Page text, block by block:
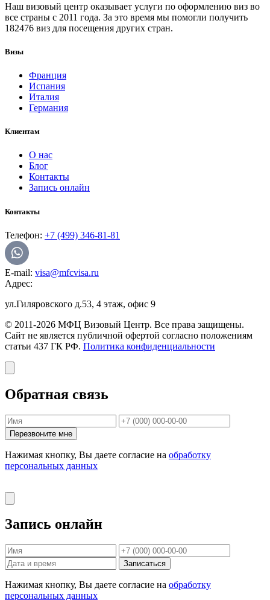
Наш визовый центр оказывает услуги по оформлению виз во
все страны с 2011 года. За это время мы помогли получить
182476 виз для посещения других стран.
Визы
Франция
Испания
Италия
Германия
Клиентам
О нас
Блог
Контакты
Запись онлайн
Контакты
Телефон: +7 (499) 346-81-81
E-mail: visa@mfcvisa.ru
Адрес:
ул.Гиляровского д.53, 4 этаж, офис 9
© 2011-2026 МФЦ Визовый Центр. Все права защищены.
Сайт не является публичной офертой согласно положениям
статьи 437 ГК РФ. Политика конфиденциальности
Обратная связь
Перезвоните мне
Нажимая кнопку, Вы даете согласие на обработку
персональных данных
Запись онлайн
Записаться
Нажимая кнопку, Вы даете согласие на обработку
персональных данных